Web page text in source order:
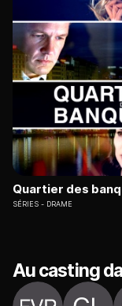
Quartier des
SÉRIES DRAME
Au casting